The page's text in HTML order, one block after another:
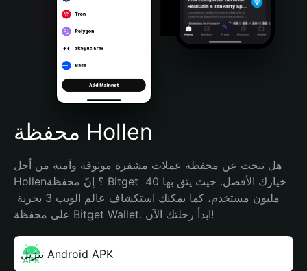
Português (Brasil)
Español (Argentina)
محفظة Hollen
هل تبحث عن محفظة عملات مشفرة موثوقة وآمنة من أجل
Hollen؟ إنّ محفظة Bitget خيارك الأفضل. حيث يثق بها 40
على محفظة Bitget Wallet. ابدأ رحلتك الآن!
تنزيل Android APK